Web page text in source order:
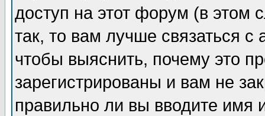
доступ на этот форум (в этом
так, то вам лучше связаться
чтобы выяснить, почему это
зарегистрированы и вам не
правильно ли вы вводите